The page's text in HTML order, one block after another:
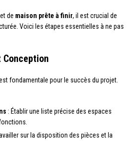
de maison prête à finir, il est crucial de
Voici les étapes essentielles à ne pas
fondamentale pour le succès du projet.
: Établir une liste précise des espaces
sur la disposition des pièces et la